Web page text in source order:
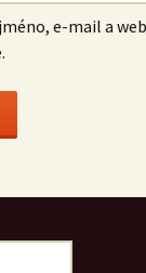
e-mail a